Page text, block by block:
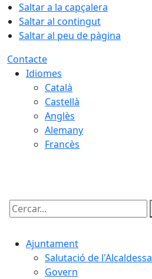
Saltar a la capçalera
Saltar al contingut
Saltar al peu de pàgina
Contacte
Idiomes
Català
Castellà
Anglès
Alemany
Francès
Cercar:
Ajuntament
Salutació de l'Alcaldessa
Govern